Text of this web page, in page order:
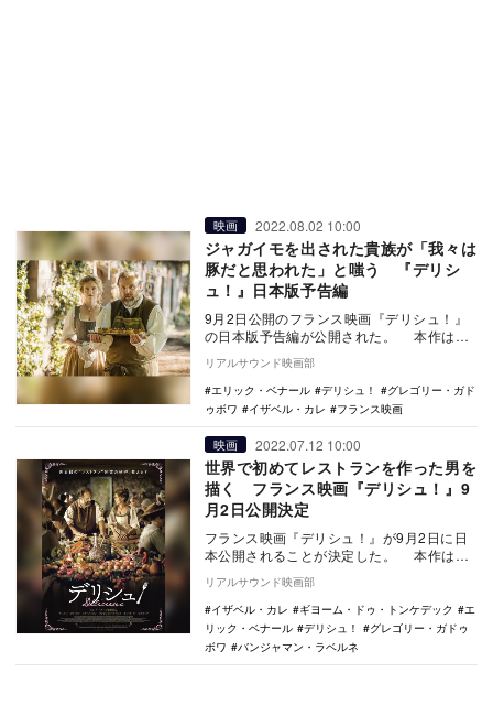
映画 2022.08.02 10:00
ジャガイモを出された貴族が「我々は
豚だと思われた」と嗤う 『デリシ
ュ！』日本版予告編
9月2日公開のフランス映画『デリシュ！』
の日本版予告編が公開された。 本作は、
美食の国フランスを舞台に、世界で初めて
レストラ…
リアルサウンド映画部
エリック・ベナール
デリシュ！
グレゴリー・ガド
ゥボワ
イザベル・カレ フランス映画
映画 2022.07.12 10:00
世界で初めてレストランを作った男を
描く フランス映画『デリシュ！』9
月2日公開決定
フランス映画『デリシュ！』が9月2日に日
本公開されることが決定した。 本作は、
美食の国フランスを舞台に、世界で初めて
レス…
リアルサウンド映画部
イザベル・カレ
ギヨーム・ドゥ・トンケデック
エ
リック・ベナール
デリシュ！
グレゴリー・ガドゥ
ボワ
バンジャマン・ラベルネ